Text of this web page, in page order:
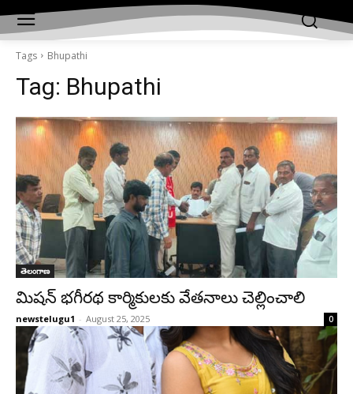
Tags Bhupathi
Tag: Bhupathi
తెలంగాణ
మిషన్ భగీరథ కార్మికులకు వేతనాలు చెల్లించాలి
newstelugu1 - August 25, 2025 0